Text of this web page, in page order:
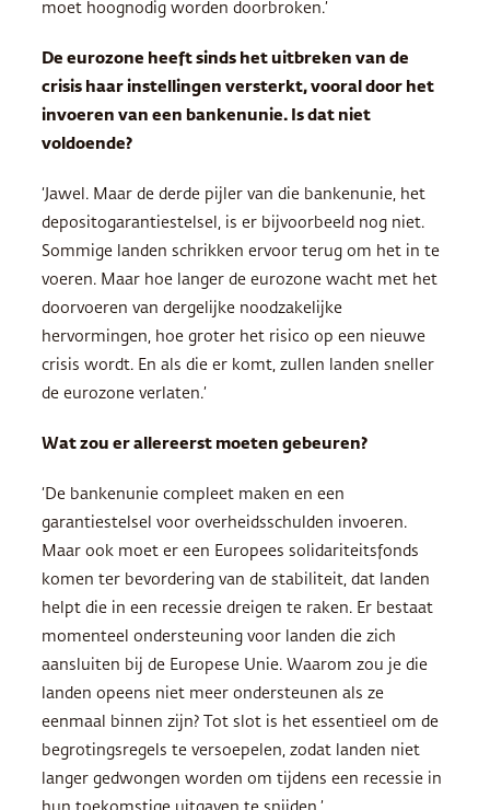
moet hoognodig worden doorbroken.’
De eurozone heeft sinds het uitbreken van de
crisis haar instellingen versterkt, vooral door het
invoeren van een bankenunie. Is dat niet
voldoende?
‘Jawel. Maar de derde pijler van die bankenunie, het
depositogarantiestelsel, is er bijvoorbeeld nog niet.
Sommige landen schrikken ervoor terug om het in te
voeren. Maar hoe langer de eurozone wacht met het
doorvoeren van dergelijke noodzakelijke
hervormingen, hoe groter het risico op een nieuwe
crisis wordt. En als die er komt, zullen landen sneller
de eurozone verlaten.’
Wat zou er allereerst moeten gebeuren?
‘De bankenunie compleet maken en een
garantiestelsel voor overheidsschulden invoeren.
Maar ook moet er een Europees solidariteitsfonds
komen ter bevordering van de stabiliteit, dat landen
helpt die in een recessie dreigen te raken. Er bestaat
momenteel ondersteuning voor landen die zich
aansluiten bij de Europese Unie. Waarom zou je die
landen opeens niet meer ondersteunen als ze
eenmaal binnen zijn? Tot slot is het essentieel om de
begrotingsregels te versoepelen, zodat landen niet
langer gedwongen worden om tijdens een recessie in